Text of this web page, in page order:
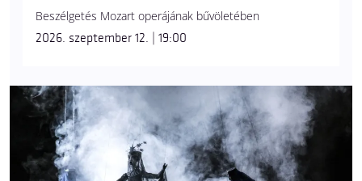
Beszélgetés Mozart operájának bűvöletében
2026. szeptember 12. | 19:00